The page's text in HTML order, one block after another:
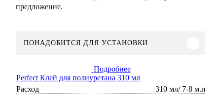
предложение.
ПОНАДОБИТСЯ ДЛЯ УСТАНОВКИ
Подробнее
Perfect Клей для полиуретана 310 мл
Расход
310 мл/ 7-8 м.п